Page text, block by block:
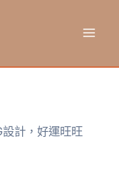
計，好運旺旺